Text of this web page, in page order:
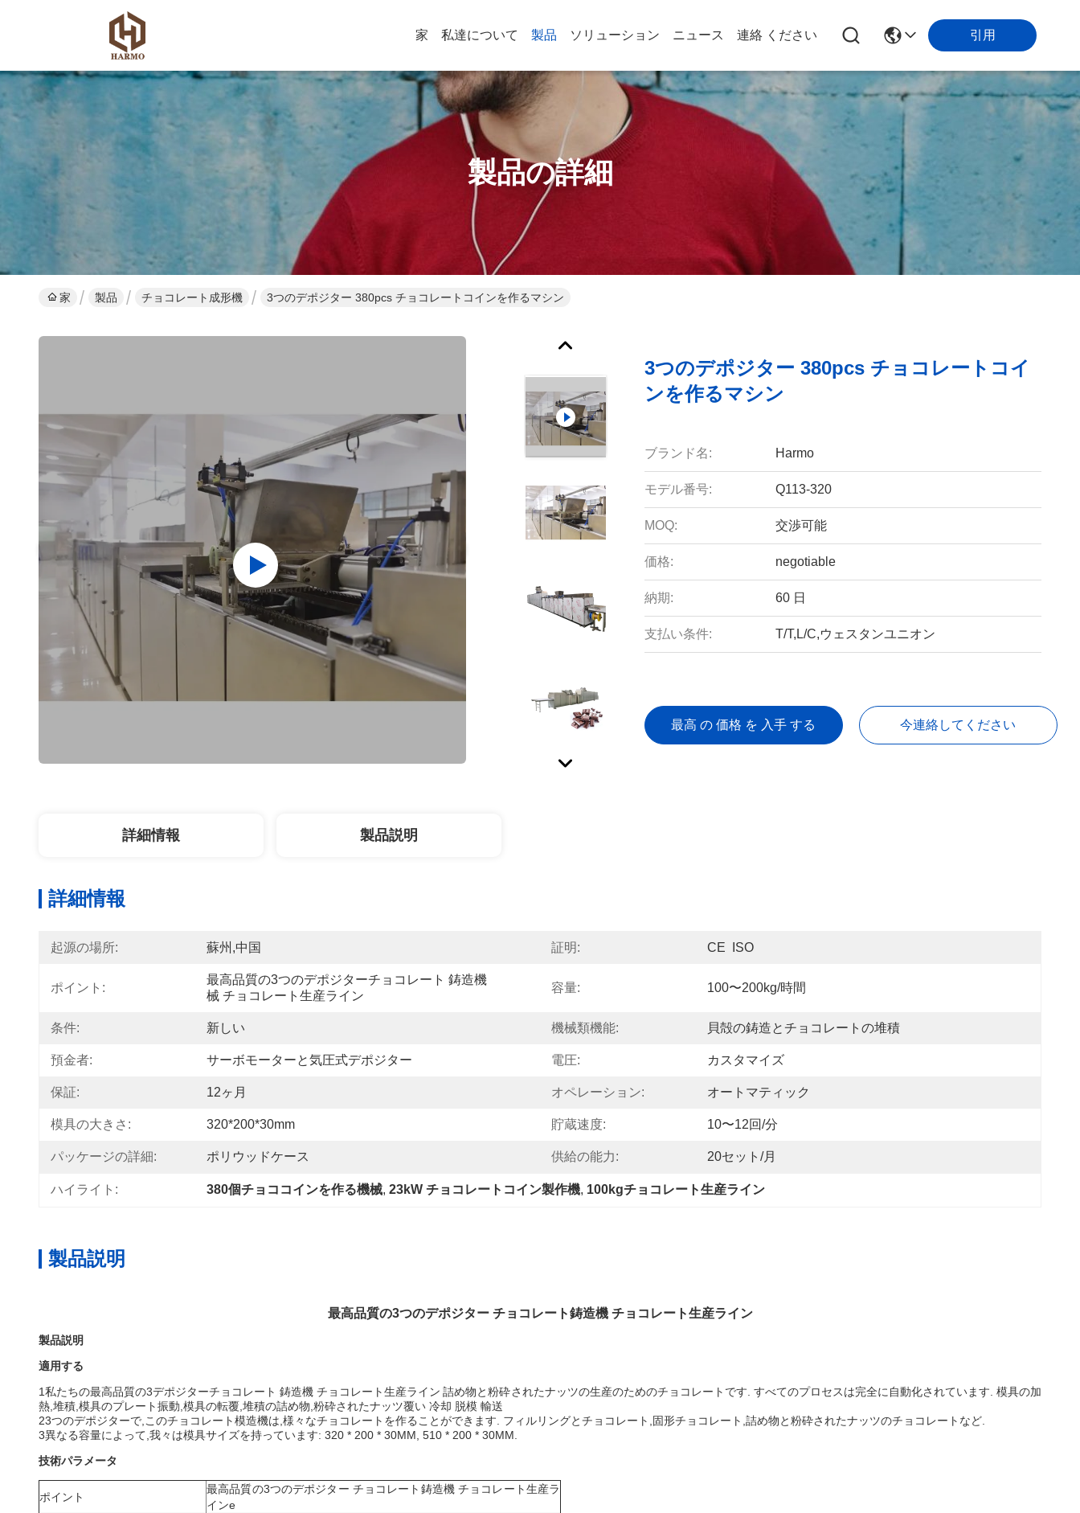
家 私達について 製品 ソリューション ニュース 連絡 ください 引用
製品の詳細
家 製品 チョコレート成形機 3つのデポジター 380pcs チョコレートコインを作るマシン
3つのデポジター 380pcs チョコレートコイ
ンを作るマシン
ブランド名: Harmo
モデル番号: Q113-320
MOQ: 交渉可能
価格: negotiable
納期: 60 日
支払い条件: T/T,L/C,ウェスタンユニオン
最高 の 価格 を 入手 する 今連絡してください
詳細情報 製品説明
詳細情報
起源の場所: 蘇州,中国 証明: CE  ISO
ポイント:
最高品質の3つのデポジターチョコレート 鋳造機
械 チョコレート生産ライン
容量: 100〜200kg/時間
条件: 新しい 機械類機能: 貝殻の鋳造とチョコレートの堆積
預金者: サーボモーターと気圧式デポジター 電圧: カスタマイズ
保証: 12ヶ月 オペレーション: オートマティック
模具の大きさ: 320*200*30mm 貯蔵速度: 10〜12回/分
パッケージの詳細: ポリウッドケース 供給の能力: 20セット/月
ハイライト: 380個チョココインを作る機械, 23kW チョコレートコイン製作機, 100kgチョコレート生産ライン
製品説明
最高品質の3つのデポジター チョコレート鋳造機 チョコレート生産ライン
製品説明
適用する
1私たちの最高品質の3デポジターチョコレート 鋳造機 チョコレート生産ライン 詰め物と粉砕されたナッツの生産のためのチョコレートです. すべてのプロセスは完全に自動化されています. 模具の加
熱,堆積,模具のプレート振動,模具の転覆,堆積の詰め物,粉砕されたナッツ覆い 冷却 脱模 輸送
23つのデポジターで,このチョコレート模造機は,様々なチョコレートを作ることができます. フィルリングとチョコレート,固形チョコレート,詰め物と粉砕されたナッツのチョコレートなど.
3異なる容量によって,我々は模具サイズを持っています: 320 * 200 * 30MM, 510 * 200 * 30MM.
技術パラメータ
ポイント
最高品質の3つのデポジター チョコレート鋳造機 チョコレート生産ラ
インe